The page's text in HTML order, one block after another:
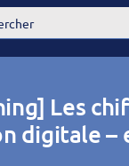
Les
digitale –